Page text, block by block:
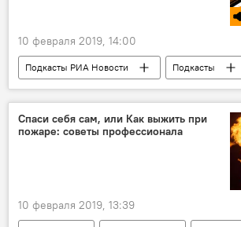
10 февраля 2019, 14:00
Подкасты РИА Новости
Подкасты
Общество
В мире
Новости
Происшествия
Подкасты
Спаси себя сам, или Как выжить при
пожаре: советы профессионала
10 февраля 2019, 13:39